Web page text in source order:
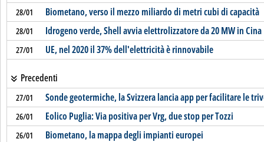
28/01 Biometano, verso il mezzo miliardo di metri cubi di capacità
28/01 Idrogeno verde, Shell avvia elettrolizzatore da 20 MW in Cina
27/01 UE, nel 2020 il 37% dell'elettricità è rinnovabile
Precedenti
27/01 Sonde geotermiche, la Svizzera lancia app per facilitare le
26/01 Eolico Puglia: Via positiva per Vrg, due stop per Tozzi
26/01 Biometano, la mappa degli impianti europei